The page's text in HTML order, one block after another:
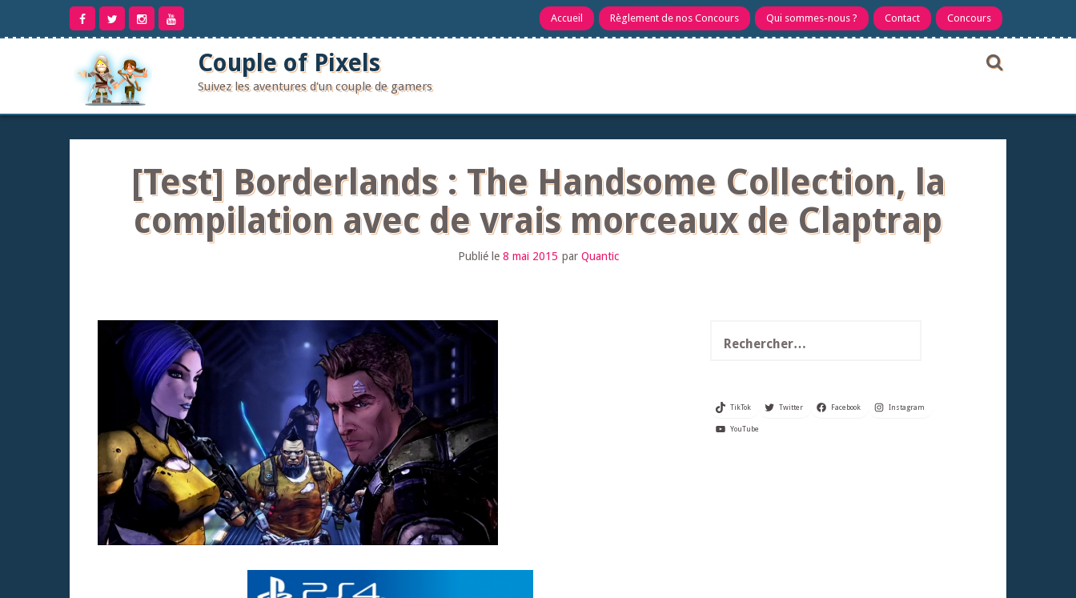
contenu
Accueil Règlement de nos Concours Qui sommes-nous ? Contact Concours
Couple of Pixels
Suivez les aventures d'un couple de gamers
[Test] Borderlands : The Handsome Collection, la
compilation avec de vrais morceaux de Claptrap
Publié le 8 mai 2015 par Quantic
TikTok Twitter Facebook Instagram
YouTube